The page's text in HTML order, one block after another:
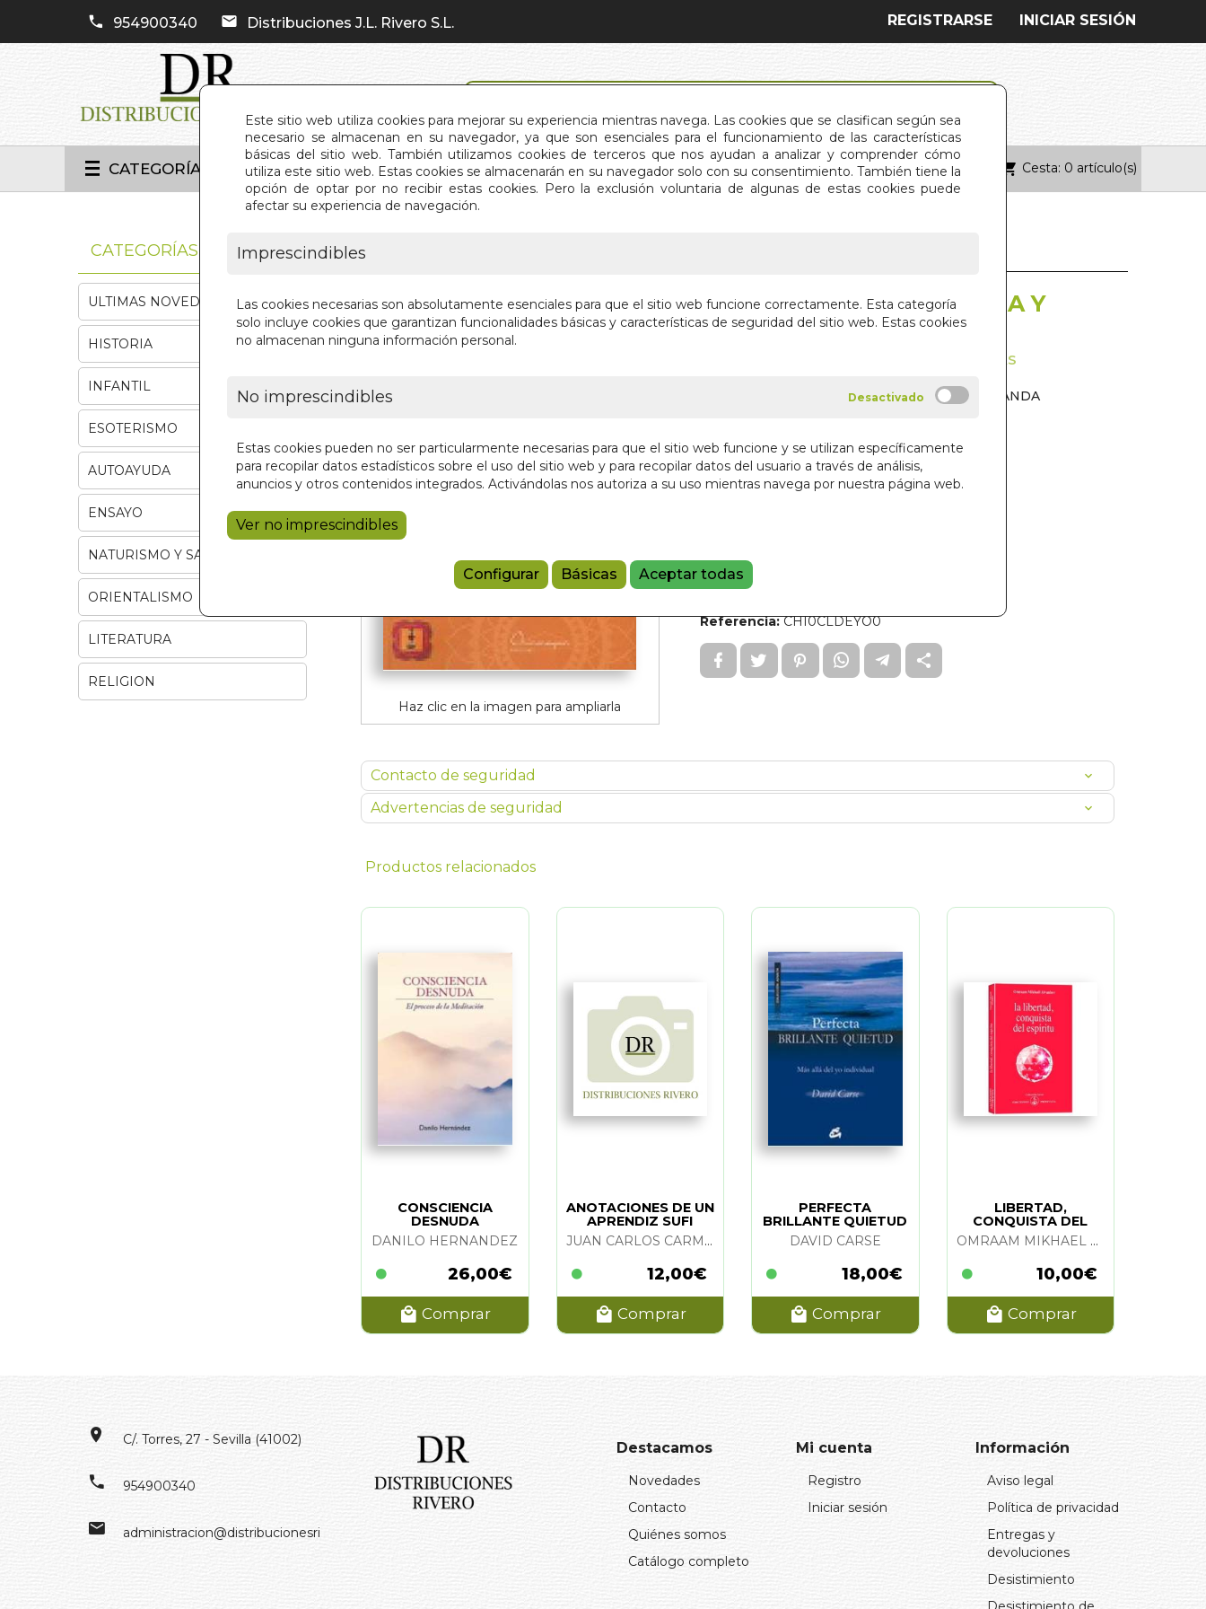
Este sitio web utiliza cookies para mejorar su experiencia mientras navega. Las cookies que se clasifican según sea
necesario se almacenan en su navegador, ya que son esenciales para el funcionamiento de las características
básicas del sitio web. También utilizamos cookies de terceros que nos ayudan a analizar y comprender cómo
utiliza este sitio web. Estas cookies se almacenarán en su navegador solo con su consentimiento. También tiene la
opción de optar por no recibir estas cookies. Pero la exclusión voluntaria de algunas de estas cookies puede
afectar su experiencia de navegación.
Imprescindibles
Las cookies necesarias son absolutamente esenciales para que el sitio web funcione correctamente. Esta categoría
solo incluye cookies que garantizan funcionalidades básicas y características de seguridad del sitio web. Estas cookies
no almacenan ninguna información personal.
No imprescindibles
Estas cookies pueden no ser particularmente necesarias para que el sitio web funcione y se utilizan específicamente
para recopilar datos estadísticos sobre el uso del sitio web y para recopilar datos del usuario a través de análisis,
anuncios y otros contenidos integrados. Activándolas nos autoriza a su uso mientras navega por nuestra página web.
Ver no imprescindibles
Configurar Básicas Aceptar todas
954900340 Distribuciones J.L. Rivero S.L. INICIAR SESIÓN
REGISTRARSE
CATEGORÍAS INICIO QUIÉNES SOMOS CONTACTO Cesta: 0 artículo(s)
Haz clic en la imagen para ampliarla
CLAVES DEL YOGA. TEORIA Y
PRACTICA
CONTIENE AUDIOS DE PRACTICAS GUIADAS
DANILO HERNANDEZ (SWAMI DIGAMBARANANDA
En stock
26,00 €
Referencia:CHI0CLDEYO0
Contacto de seguridad
Advertencias de seguridad
Productos relacionados
CONSCIENCIA
DESNUDA
DANILO HERNANDEZ
26,00€
Comprar
ANOTACIONES DE UN
APRENDIZ SUFI
JUAN CARLOS CARMONA FAJARDO
12,00€
Comprar
PERFECTA
BRILLANTE QUIETUD
DAVID CARSE
18,00€
Comprar
LIBERTAD,
CONQUISTA DEL
ESPIRITU. LA
OMRAAM MIKHAEL AIVANHOV
10,00€
Comprar
CATEGORÍAS
ULTIMAS NOVEDADES
HISTORIA
INFANTIL
ESOTERISMO
AUTOAYUDA
ENSAYO
NATURISMO Y SALUD
ORIENTALISMO
LITERATURA
RELIGION
C/. Torres, 27 - Sevilla (41002)
954900340
administracion@distribucionesrivero.es
Destacamos
Novedades
Contacto
Quiénes somos
Catálogo completo
Mi cuenta
Registro
Iniciar sesión
Información
Aviso legal
Política de privacidad
Entregas y
devoluciones
Desistimiento